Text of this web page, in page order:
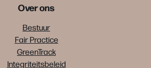
Over ons
Bestuur
Fair Practice
GreenTrack
Integriteitsbeleid